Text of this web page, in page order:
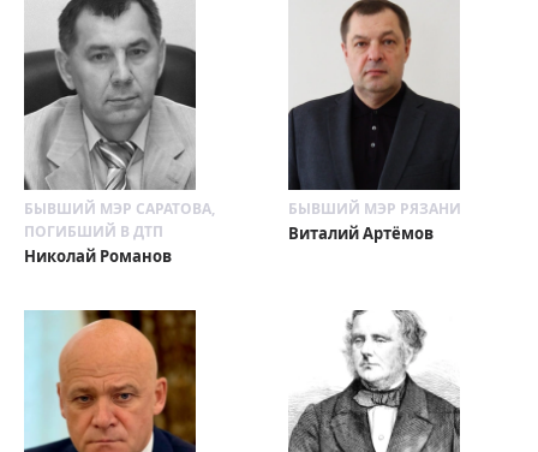
БЫВШИЙ МЭР САРАТОВА,
ПОГИБШИЙ В ДТП
Николай Романов
БЫВШИЙ МЭР РЯЗАНИ
Виталий Артёмов